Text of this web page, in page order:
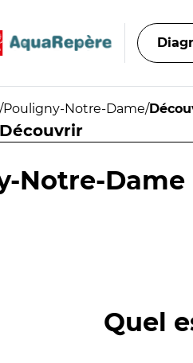
/Pouligny-Notre-Dame/
Découvrir
Notre-Dame
Quel